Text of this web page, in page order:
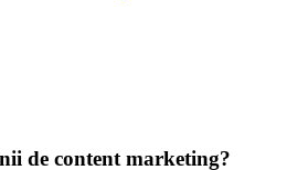
de content marketing?